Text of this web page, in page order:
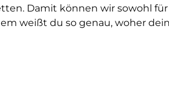
Damit können wir sowohl für
weißt du so genau, woher dein